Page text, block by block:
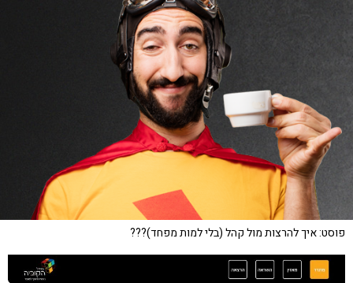
פוסט: איך להרצות מול קהל (בלי למות מפחד)???